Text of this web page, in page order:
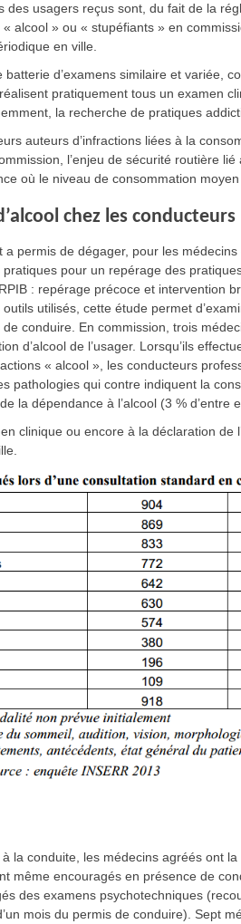
usagers reçus sont, du fait de la
alcool » ou « stupéfiants » en
en ville.
d’examens similaire et variée,
pratiquement tous un examen
la recherche de pratiques
auteurs d’infractions liées à la
l’enjeu de sécurité routière lié
où le niveau de consommation moyen
chez les conducteurs
permis de dégager, pour les
pour un repérage des
: repérage précoce et intervention
utilisés, cette étude permet
conduire. En commission, trois
d’alcool de l’usager. Lorsqu’ils
« alcool », les conducteurs
pathologies qui contre indiquent la
la dépendance à l’alcool (3 % d’entre
clinique ou encore à la déclaration de
la conduite, les médecins agréés ont
même encouragés en présence de
des examens psychotechniques
mois du permis de conduire). Sept